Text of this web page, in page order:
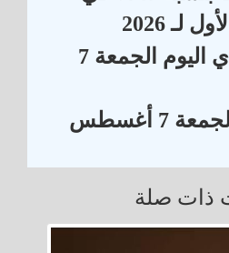
2026
أسعار الريال السعودي اليوم الجمعة 7
أسعار اللحوم اليوم الجمعة 7 أغسطس
ذات صلة